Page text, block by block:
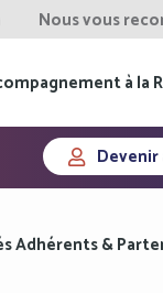
Nous vous
à la
Adhérents &